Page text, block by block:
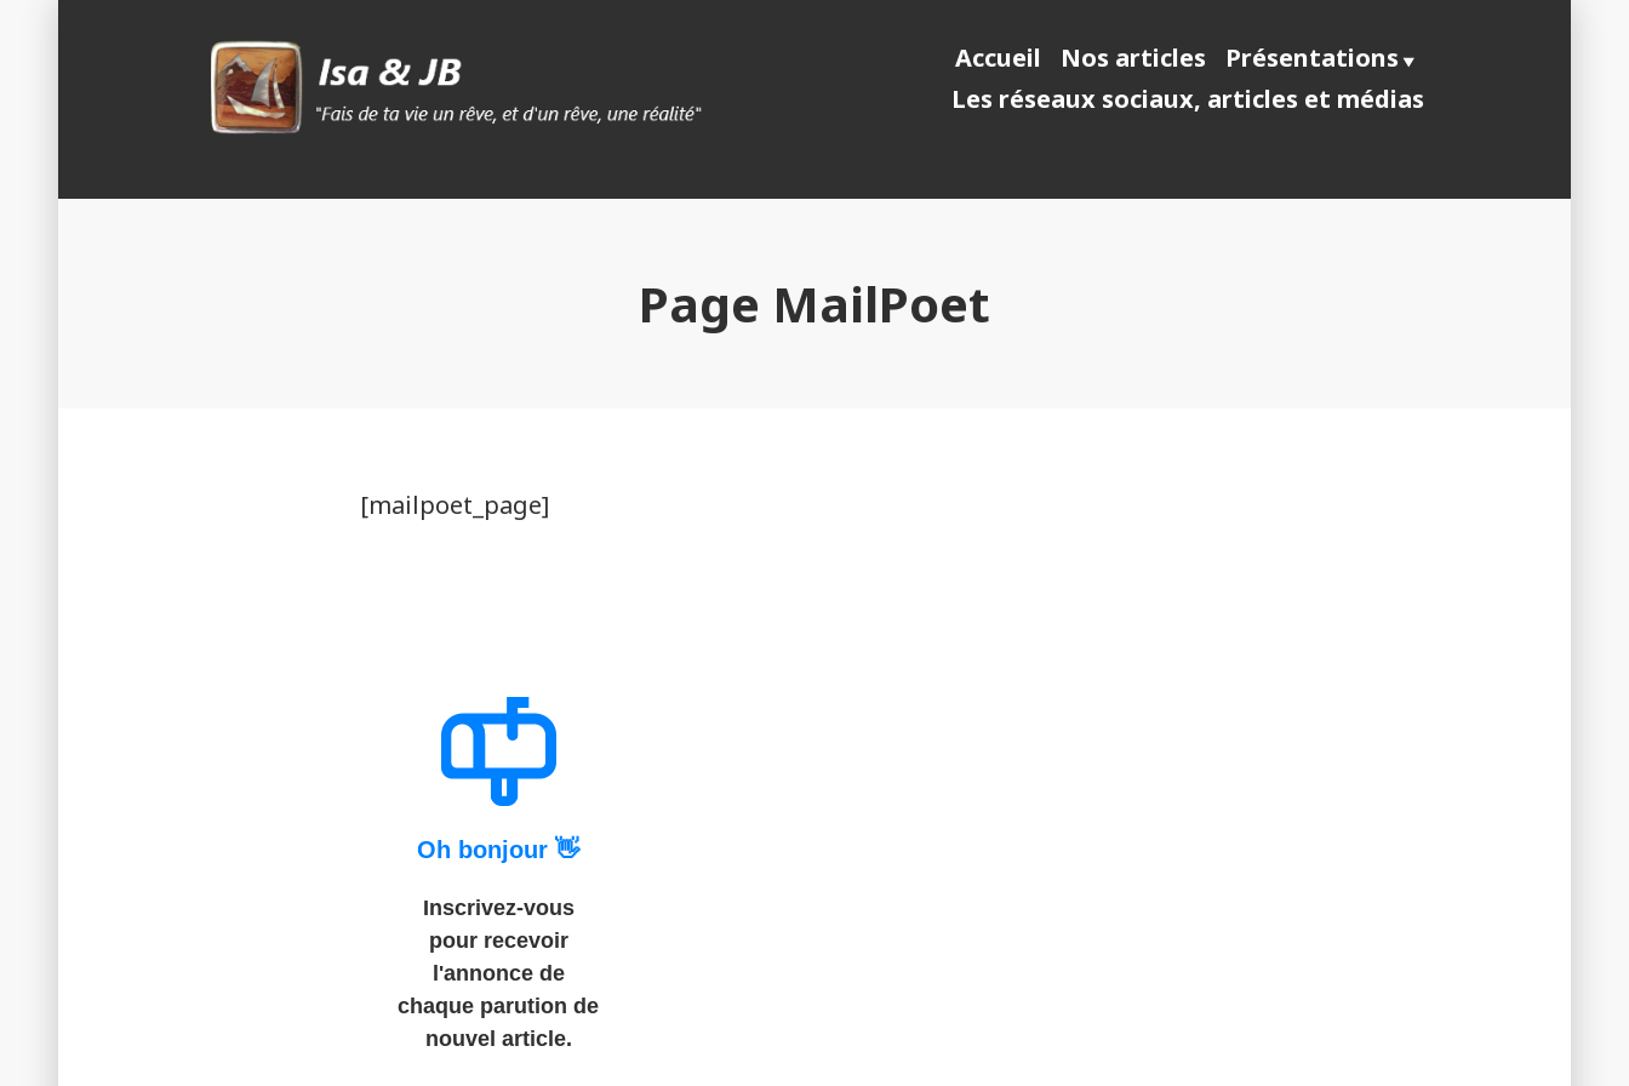
Isa & Jb blog
Accueil Nos articles
Présentations
Les réseaux sociaux, articles et médias
Page MailPoet
[mailpoet_page]
Oh bonjour 👋
Inscrivez-vous
pour recevoir
l'annonce de
chaque parution de
nouvel article.